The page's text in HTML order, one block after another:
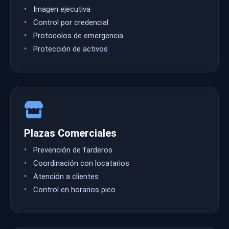
Imagen ejecutiva
Control por credencial
Protocolos de emergencia
Protección de activos
Plazas Comerciales
Prevención de farderos
Coordinación con locatarios
Atención a clientes
Control en horarios pico